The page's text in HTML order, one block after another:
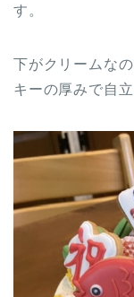
す。
下がクリームな
キーの厚みで自